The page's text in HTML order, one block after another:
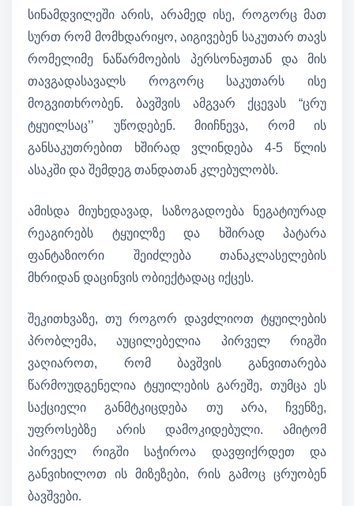
სინამდვილეში არის, არამედ ისე, როგორც მათ
სურთ რომ მომხდარიყო, აიგივებენ საკუთარ თავს
რომელიმე ნაწარმოების პერსონაჟთან და მის
თავგადასავალს როგორც საკუთარს ისე
მოგვითხრობენ. ბავშვის ამგვარ ქცევას “ცრუ
ტყუილსაც’’ უწოდებენ. მიიჩნევა, რომ ის
განსაკუთრებით ხშირად ვლინდება 4-5 წლის
ასაკში და შემდეგ თანდათან კლებულობს.
ამისდა მიუხედავად, საზოგადოება ნეგატიურად
რეაგირებს ტყუილზე და ხშირად პატარა
ფანტაზიორი შეიძლება თანაკლასელების
მხრიდან დაცინვის ობიექტადაც იქცეს.
შეკითხვაზე, თუ როგორ დავძლიოთ ტყუილების
პრობლემა, აუცილებელია პირველ რიგში
ვაღიაროთ, რომ ბავშვის განვითარება
წარმოუდგენელია ტყუილების გარეშე, თუმცა ეს
საქციელი განმტკიცდება თუ არა, ჩვენზე,
უფროსებზე არის დამოკიდებული. ამიტომ
პირველ რიგში საჭიროა დავფიქრდეთ და
განვიხილოთ ის მიზეზები, რის გამოც ცრუობენ
ბავშვები.